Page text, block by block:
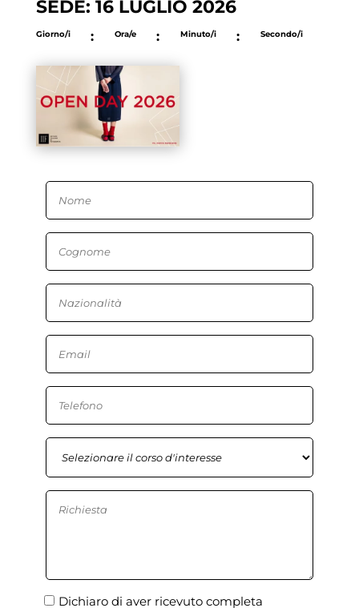
SEDE: 16 LUGLIO 2026
Giorno/i : Ora/e : Minuto/i : Secondo/i
Dichiaro di aver ricevuto completa